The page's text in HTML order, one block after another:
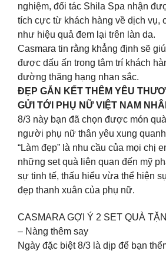
nghiệm, đối tác Shila Spa nhận
tích cực từ khách hàng về dịch vụ,
như hiệu quả đem lại trên làn da.
Casmara tin rằng khẳng định sẽ
được dấu ấn trong tâm trí khách
đường thăng hạng nhan sắc.
ĐẸP GẮN KẾT THÊM YÊU
GỬI TỚI PHỤ NỮ VIỆT NAM
8/3 này bạn đã chọn được món
người phụ nữ thân yêu xung
“Làm đẹp” là nhu cầu của mọi chị
những set quà liên quan đến mỹ
sự tinh tế, thấu hiểu vừa thể hiện
đẹp thanh xuân của phụ nữ.
CASMARA GỢI Ý 2 SET QUÀ
– Nàng thêm say
Ngày đặc biệt 8/3 là dịp để bạn